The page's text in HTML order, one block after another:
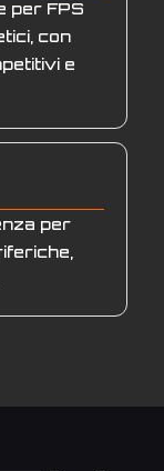
per FPS
con
e
per